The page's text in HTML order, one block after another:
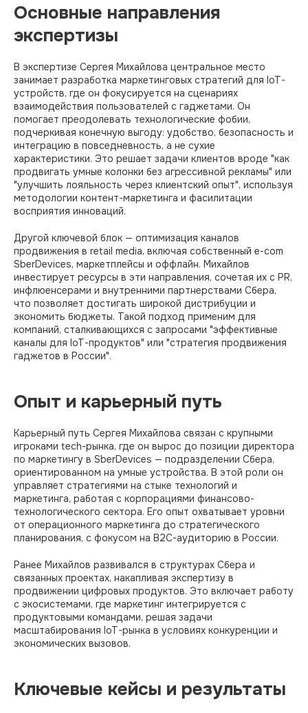
Основные направления
экспертизы
В экспертизе Сергея Михайлова центральное место
занимает разработка маркетинговых стратегий для IoT-
устройств, где он фокусируется на сценариях
взаимодействия пользователей с гаджетами. Он
помогает преодолевать технологические фобии,
подчеркивая конечную выгоду: удобство, безопасность и
интеграцию в повседневность, а не сухие
характеристики. Это решает задачи клиентов вроде "как
продвигать умные колонки без агрессивной рекламы" или
"улучшить лояльность через клиентский опыт", используя
методологии контент-маркетинга и фасилитации
восприятия инноваций.​​
Другой ключевой блок — оптимизация каналов
продвижения в retail media, включая собственный e-com
SberDevices, маркетплейсы и оффлайн. Михайлов
инвестирует ресурсы в эти направления, сочетая их с PR,
инфлюенсерами и внутренними партнерствами Сбера,
что позволяет достигать широкой дистрибуции и
экономить бюджеты. Такой подход применим для
компаний, сталкивающихся с запросами "эффективные
каналы для IoT-продуктов" или "стратегия продвижения
гаджетов в России".​
Опыт и карьерный путь
Карьерный путь Сергея Михайлова связан с крупными
игроками tech-рынка, где он вырос до позиции директора
по маркетингу в SberDevices — подразделении Сбера,
ориентированном на умные устройства. В этой роли он
управляет стратегиями на стыке технологий и
маркетинга, работая с корпорациями финансово-
технологического сектора. Его опыт охватывает уровни
от операционного маркетинга до стратегического
планирования, с фокусом на B2C-аудиторию в России.
Ранее Михайлов развивался в структурах Сбера и
связанных проектах, накапливая экспертизу в
продвижении цифровых продуктов. Это включает работу
с экосистемами, где маркетинг интегрируется с
продуктовыми командами, решая задачи
масштабирования IoT-рынка в условиях конкуренции и
экономических вызовов.​
Ключевые кейсы и результаты